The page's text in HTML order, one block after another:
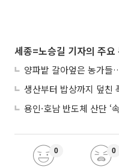
세종=노승길 기자의 주요
양파밭 갈아엎은 농가들
0 0